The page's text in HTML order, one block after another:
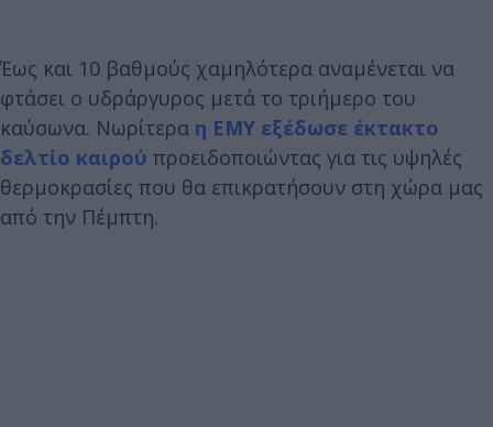
Έως και 10 βαθμούς χαμηλότερα αναμένεται να
φτάσει ο υδράργυρος μετά το τριήμερο του
καύσωνα. Νωρίτερα η ΕΜΥ εξέδωσε έκτακτο
δελτίο καιρού προειδοποιώντας για τις υψηλές
θερμοκρασίες που θα επικρατήσουν στη χώρα μας
από την Πέμπτη.